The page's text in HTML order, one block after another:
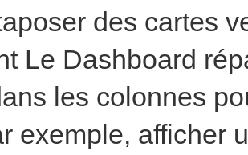
des cartes
Le Dashboard
les colonnes
exemple, afficher